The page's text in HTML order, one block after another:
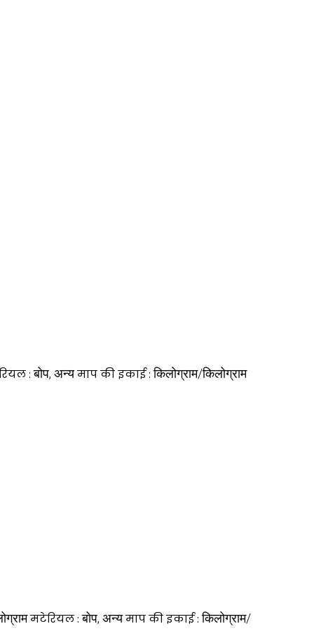
:बोप, अन्यमाप की इकाई :किलोग्राम/किलोग्राम
मटेरियल :बोप, अन्यमाप की इकाई :किलोग्राम/